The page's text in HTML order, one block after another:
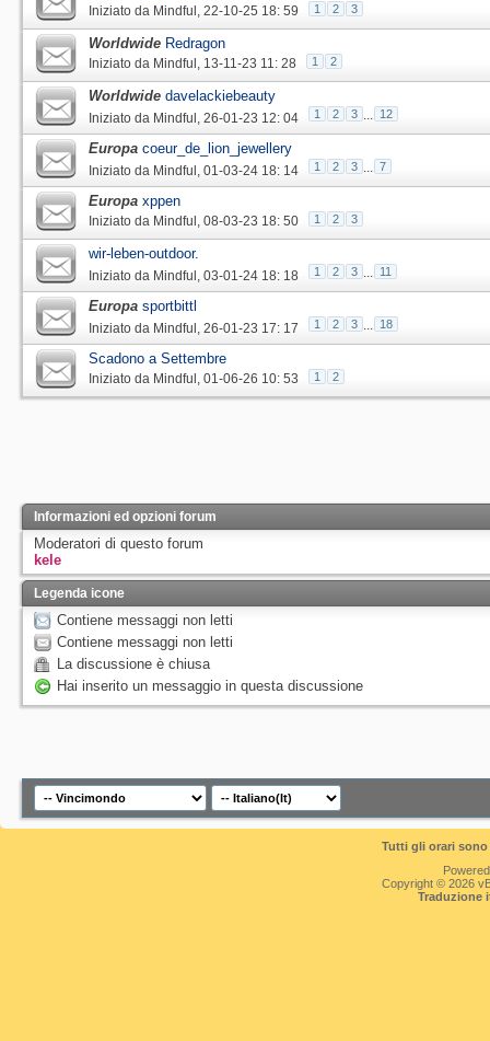
Iniziato da Mindful‎, 22-10-25 18: 59 1 2 3
Worldwide Redragon
Iniziato da Mindful‎, 13-11-23 11: 28 1 2
Worldwide davelackiebeauty
Iniziato da Mindful‎, 26-01-23 12: 04 1 2 3 ... 12
Europa coeur_de_lion_jewellery
Iniziato da Mindful‎, 01-03-24 18: 14 1 2 3 ... 7
Europa xppen
Iniziato da Mindful‎, 08-03-23 18: 50 1 2 3
wir-leben-outdoor.
Iniziato da Mindful‎, 03-01-24 18: 18 1 2 3 ... 11
Europa sportbittl
Iniziato da Mindful‎, 26-01-23 17: 17 1 2 3 ... 18
Scadono a Settembre
Iniziato da Mindful‎, 01-06-26 10: 53 1 2
Informazioni ed opzioni forum
Moderatori di questo forum
kele
Legenda icone
Contiene messaggi non letti
Contiene messaggi non letti
La discussione è chiusa
Hai inserito un messaggio in questa discussione
Tutti gli orari
Copyright © 2026
Traduzione